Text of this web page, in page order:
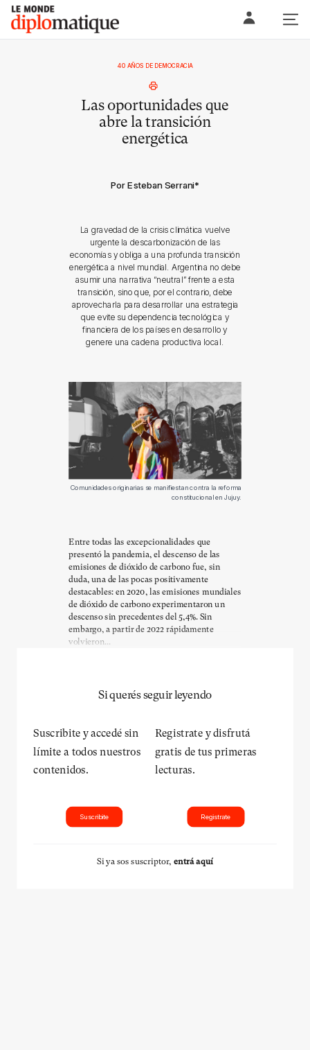
Skip
content
Le monde diplomatique
40 AÑOS DE DEMOCRACIA
Las oportunidades que
abre la transición
energética
Por Esteban Serrani*
La gravedad de la crisis climática vuelve
urgente la descarbonización de las
economías y obliga a una profunda transición
energética a nivel mundial. Argentina no debe
asumir una narrativa “neutral” frente a esta
transición, sino que, por el contrario, debe
aprovecharla para desarrollar una estrategia
que evite su dependencia tecnológica y
financiera de los países en desarrollo y
genere una cadena productiva local.
Comunidades originarias se manifiestan contra la reforma
constitucional en Jujuy.
Entre todas las excepcionalidades que
presentó la pandemia, el descenso de las
emisiones de dióxido de carbono fue, sin
duda, una de las pocas positivamente
destacables: en 2020, las emisiones mundiales
de dióxido de carbono experimentaron un
descenso sin precedentes del 5,4%. Sin
embargo, a partir de 2022 rápidamente
volvieron...
Si querés seguir leyendo
Suscribite y accedé sin
límite a todos nuestros
contenidos.
Suscribite
Registrate y disfrutá
gratis de tus primeras
lecturas.
Registrate
Si ya sos suscriptor, entrá aquí